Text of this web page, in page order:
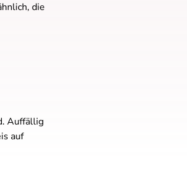
die
Auffällig
auf